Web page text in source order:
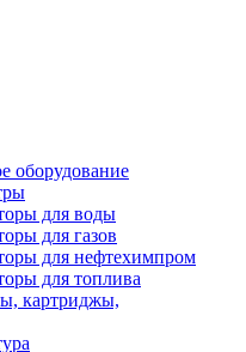
оборудование
для воды
для газов
для нефтехимпром
для топлива
картриджы,